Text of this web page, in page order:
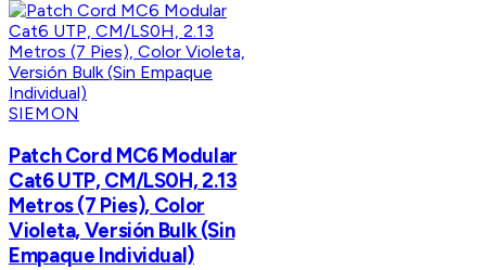
SIEMON
Patch Cord MC6 Modular
Cat6 UTP, CM/LS0H, 2.13
Metros (7 Pies), Color
Violeta, Versión Bulk (Sin
Empaque Individual)